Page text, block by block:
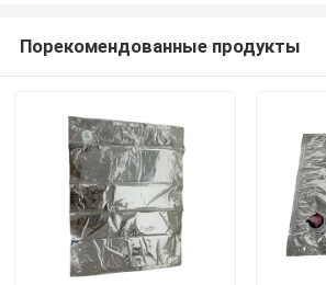
Порекомендованные продукты